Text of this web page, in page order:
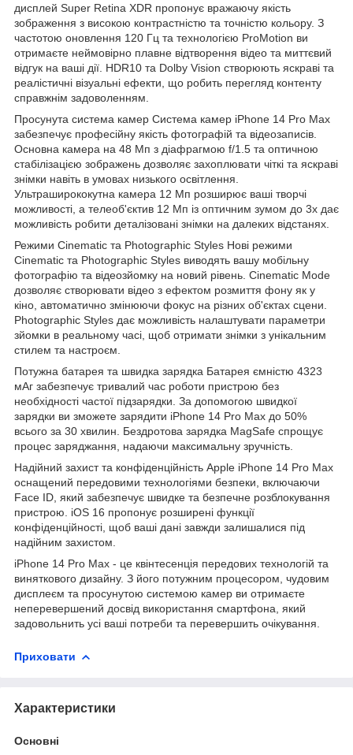
дисплей Super Retina XDR пропонує вражаючу якість
зображення з високою контрастністю та точністю кольору. З
частотою оновлення 120 Гц та технологією ProMotion ви
отримаєте неймовірно плавне відтворення відео та миттєвий
відгук на ваші дії. HDR10 та Dolby Vision створюють яскраві та
реалістичні візуальні ефекти, що робить перегляд контенту
справжнім задоволенням.
Просунута система камер Система камер iPhone 14 Pro Max
забезпечує професійну якість фотографій та відеозаписів.
Основна камера на 48 Мп з діафрагмою f/1.5 та оптичною
стабілізацією зображень дозволяє захоплювати чіткі та яскраві
знімки навіть в умовах низького освітлення.
Ультраширококутна камера 12 Мп розширює ваші творчі
можливості, а телеоб'єктив 12 Мп із оптичним зумом до 3x дає
можливість робити деталізовані знімки на далеких відстанях.
Режими Cinematic та Photographic Styles Нові режими
Cinematic та Photographic Styles виводять вашу мобільну
фотографію та відеозйомку на новий рівень. Cinematic Mode
дозволяє створювати відео з ефектом розмиття фону як у
кіно, автоматично змінюючи фокус на різних об'єктах сцени.
Photographic Styles дає можливість налаштувати параметри
зйомки в реальному часі, щоб отримати знімки з унікальним
стилем та настроєм.
Потужна батарея та швидка зарядка Батарея ємністю 4323
мАг забезпечує тривалий час роботи пристрою без
необхідності частої підзарядки. За допомогою швидкої
зарядки ви зможете зарядити iPhone 14 Pro Max до 50%
всього за 30 хвилин. Бездротова зарядка MagSafe спрощує
процес заряджання, надаючи максимальну зручність.
Надійний захист та конфіденційність Apple iPhone 14 Pro Max
оснащений передовими технологіями безпеки, включаючи
Face ID, який забезпечує швидке та безпечне розблокування
пристрою. iOS 16 пропонує розширені функції
конфіденційності, щоб ваші дані завжди залишалися під
надійним захистом.
iPhone 14 Pro Max - це квінтесенція передових технологій та
виняткового дизайну. З його потужним процесором, чудовим
дисплеєм та просунутою системою камер ви отримаєте
неперевершений досвід використання смартфона, який
задовольнить усі ваші потреби та перевершить очікування.
Приховати
Характеристики
Основні